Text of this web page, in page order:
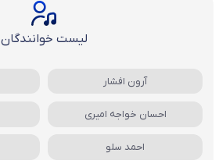
لیست خوانندگان
آرون افشار
احسان خواجه امیری
احمد سلو